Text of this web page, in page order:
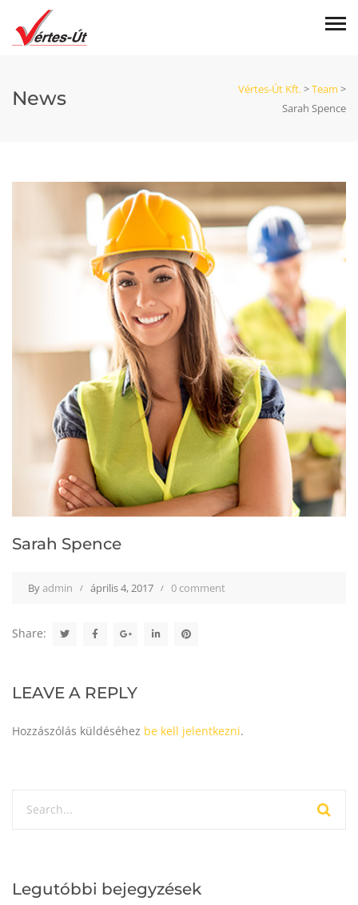
News Vértes-Út Kft.>Team >
Sarah Spence
Sarah Spence
Byadmin április 4, 2017 0 comment
Share:
LEAVE A REPLY
Hozzászólás küldéséhez be kell jelentkezni.
Legutóbbi bejegyzések